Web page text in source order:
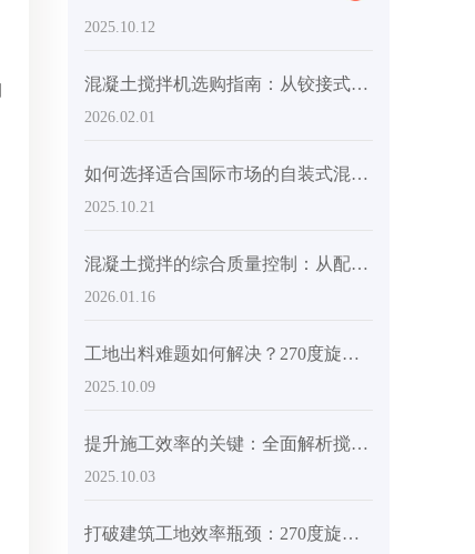
2025.10.12
混凝土搅拌机选购指南：从铰接式车架到工程轮胎等关键细节，助力场地适应性
2026.02.01
如何选择适合国际市场的自装式混凝土搅拌机搅拌系统：全面的技术分析
2025.10.21
混凝土搅拌的综合质量控制：从配合比设计到出料的关键技术
2026.01.16
工地出料难题如何解决？270度旋转搅拌罐实用优势揭秘
2025.10.09
提升施工效率的关键：全面解析搅拌车高柔性化设计
2025.10.03
打破建筑工地效率瓶颈：270度旋转搅拌罐如何降低卸料人工成本